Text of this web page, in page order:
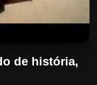
de história,